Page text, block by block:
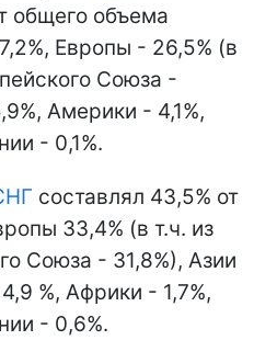
общего объема
Европы - 26,5% (в
Союза -
Америки - 4,1%,
- 0,1%.
составлял 43,5% от
33,4% (в т.ч. из
Союза - 31,8%), Азии
%, Африки - 1,7%,
- 0,6%.